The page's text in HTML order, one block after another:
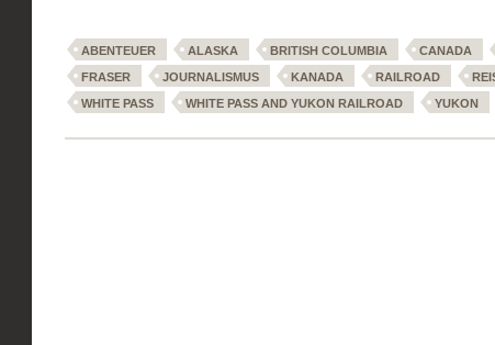
ABENTEUER ALASKA BRITISH COLUMBIA CANADA
FRASER
JOURNALISMUS KANADA RAILROAD
WHITE PASS
WHITE PASS AND YUKON RAILROAD YUKON